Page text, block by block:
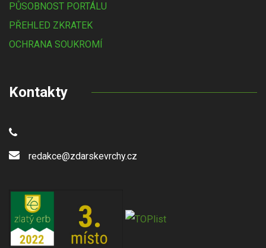
PŮSOBNOST PORTÁLU
PŘEHLED ZKRATEK
OCHRANA SOUKROMÍ
Kontakty
redakce@zdarskevrchy.cz